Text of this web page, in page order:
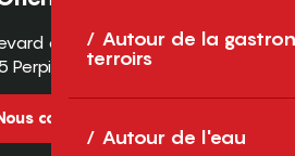
Autour de la
terroirs
Autour de l'eau
des Pyrénées
Perpignan Cedex
contacter